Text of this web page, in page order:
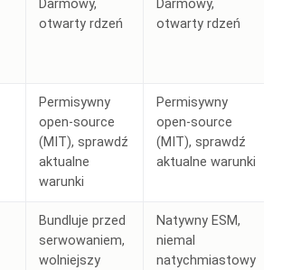
Darmowy,
otwarty rdzeń
Darmowy,
otwarty rdzeń
Permisywny
open-source
(MIT), sprawdź
aktualne
warunki
Permisywny
open-source
(MIT), sprawdź
aktualne warunki
Bundluje przed
serwowaniem,
wolniejszy
Natywny ESM,
niemal
natychmiastowy